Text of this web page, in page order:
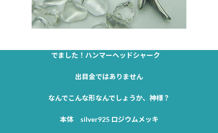
でました！ハンマーヘッドシャーク
出目金ではありません
なんでこんな形なんでしょうか、神様？
本体 silver925 ロジウムメッキ